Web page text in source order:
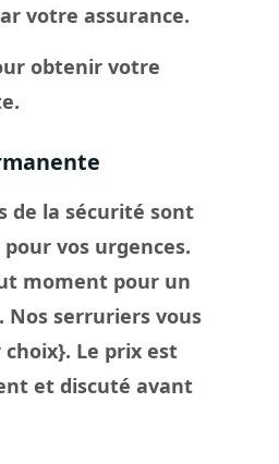
votre assurance.
obtenir votre
de la sécurité sont
vos urgences.
moment pour un
Nos serruriers vous
choix}. Le prix est
et discuté avant